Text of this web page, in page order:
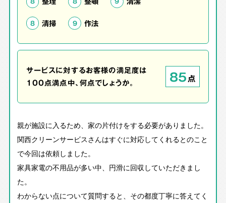
8 清掃 9 作法
サービスに対するお客様の満足度は
100点満点中、何点でしょうか。
85点
親が施設に入るため、家の片付けをする必要がありました。
関西クリーンサービスさんはすぐに対応してくれるとのこと
で今回は依頼しました。
家具家電の不用品が多い中、円滑に回収していただきまし
た。
わからない点について質問すると、その都度丁寧に答えてく